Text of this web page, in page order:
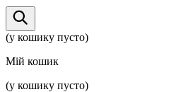
(у кошику пусто)
Мій кошик
(у кошику пусто)